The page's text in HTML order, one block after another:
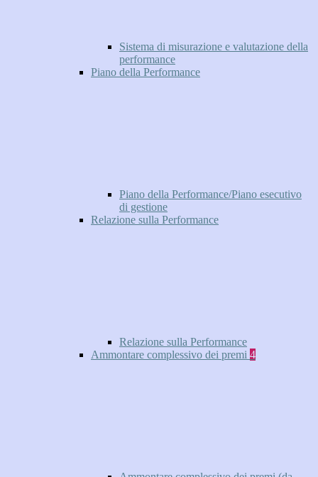
Sistema di misurazione e valutazione della
performance
Piano della Performance
Piano della Performance/Piano esecutivo
di gestione
Relazione sulla Performance
Relazione sulla Performance
Ammontare complessivo dei premi 4